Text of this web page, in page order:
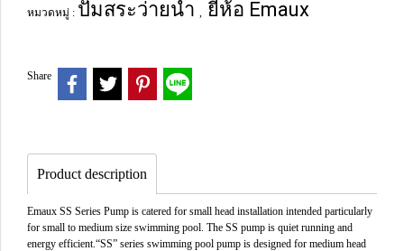
หมวดหมู่ : ปั๊มสระว่ายน้ำ , ยี่ห้อ Emaux
Share
Product description
Emaux SS Series Pump is catered for small head installation intended particularly
for small to medium size swimming pool. The SS pump is quiet running and
energy efficient.“SS” series swimming pool pump is designed for medium head